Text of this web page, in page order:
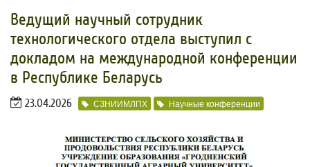
Ведущий научный сотрудник
технологического отдела выступил с
докладом на международной конференции
в Республике Беларусь
23.04.2026 СЗНИИМЛПХ Научные конференции